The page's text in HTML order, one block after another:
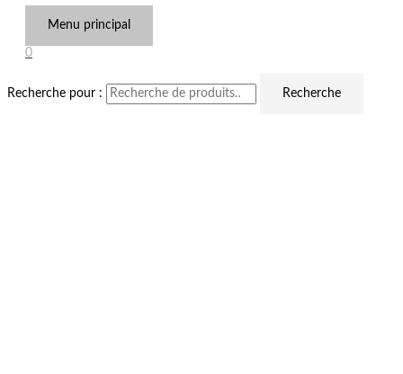
Menu principal
0
Recherche pour : Recherche